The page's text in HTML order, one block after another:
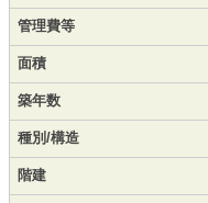
管理費等
面積
築年数
種別/構造
階建